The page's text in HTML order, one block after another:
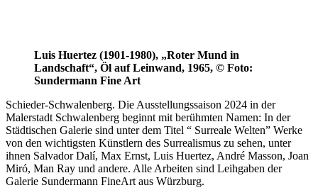
Luis Huertez (1901-1980), „Roter Mund in
Landschaft“, Öl auf Leinwand, 1965, © Foto:
Sundermann Fine Art
Schieder-Schwalenberg. Die Ausstellungssaison 2024 in der
Malerstadt Schwalenberg beginnt mit berühmten Namen: In der
Städtischen Galerie sind unter dem Titel “ Surreale Welten” Werke
von den wichtigsten Künstlern des Surrealismus zu sehen, unter
ihnen Salvador Dalí, Max Ernst, Luis Huertez, André Masson, Joan
Miró, Man Ray und andere. Alle Arbeiten sind Leihgaben der
Galerie Sundermann FineArt aus Würzburg.